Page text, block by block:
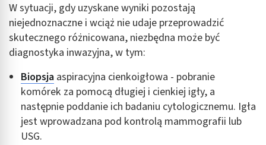
W sytuacji, gdy uzyskane wyniki pozostają
niejednoznaczne i wciąż nie udaje przeprowadzić
skutecznego różnicowana, niezbędna może być
diagnostyka inwazyjna, w tym:
Biopsja aspiracyjna cienkoigłowa - pobranie
komórek za pomocą długiej i cienkiej igły, a
następnie poddanie ich badaniu cytologicznemu. Igła
jest wprowadzana pod kontrolą mammografii lub
USG.